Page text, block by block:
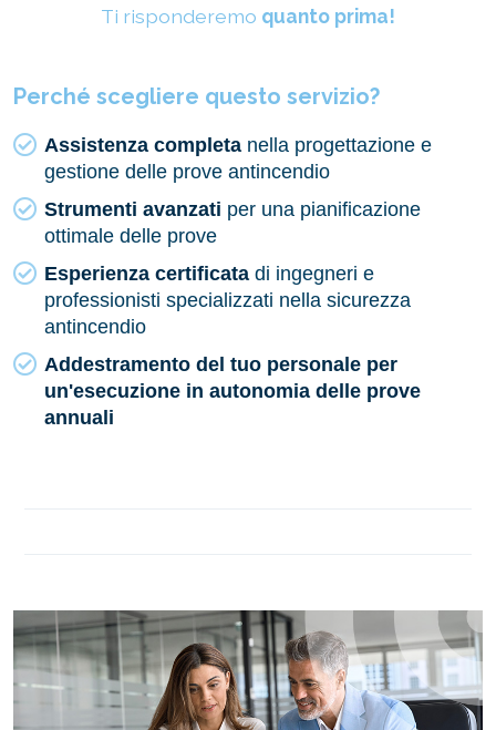
Ti risponderemo quanto prima!
Perché scegliere questo servizio?
Assistenza completa nella progettazione e
gestione delle prove antincendio
Strumenti avanzati per una pianificazione
ottimale delle prove
Esperienza certificata di ingegneri e
professionisti specializzati nella sicurezza
antincendio
Addestramento del tuo personale per
un'esecuzione in autonomia delle prove
annuali